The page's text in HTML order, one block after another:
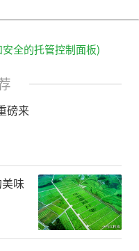
。
家电行业中的领
发，推出5G场景
套系化家电更为
套家电破解行业
的CHiQ“仰望”系
大品类，五件产
全的托管控制面板)
磅来
味